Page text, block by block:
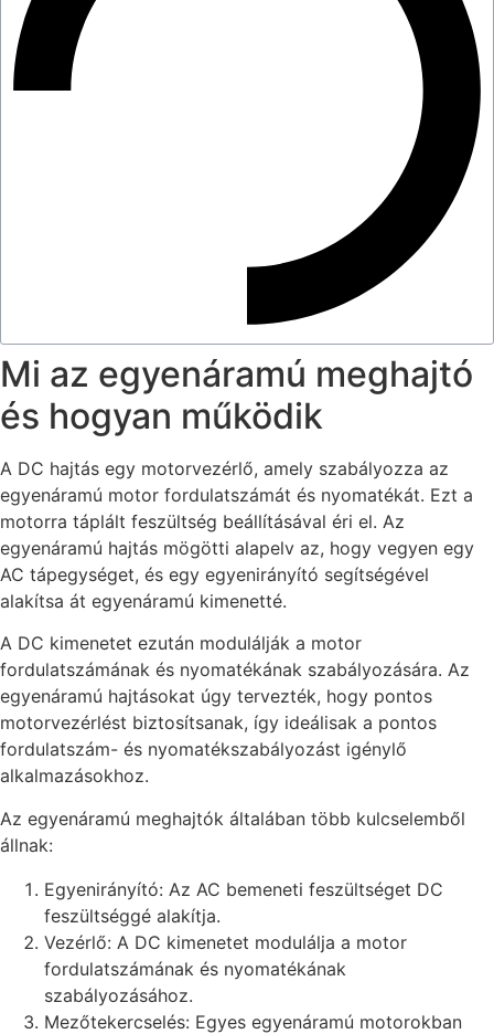
Mi az egyenáramú meghajtó
és hogyan működik
A DC hajtás egy motorvezérlő, amely szabályozza az
egyenáramú motor fordulatszámát és nyomatékát. Ezt a
motorra táplált feszültség beállításával éri el. Az
egyenáramú hajtás mögötti alapelv az, hogy vegyen egy
AC tápegységet, és egy egyenirányító segítségével
alakítsa át egyenáramú kimenetté.
A DC kimenetet ezután modulálják a motor
fordulatszámának és nyomatékának szabályozására. Az
egyenáramú hajtásokat úgy tervezték, hogy pontos
motorvezérlést biztosítsanak, így ideálisak a pontos
fordulatszám- és nyomatékszabályozást igénylő
alkalmazásokhoz.
Az egyenáramú meghajtók általában több kulcselemből
állnak:
Egyenirányító: Az AC bemeneti feszültséget DC
feszültséggé alakítja.
Vezérlő: A DC kimenetet modulálja a motor
fordulatszámának és nyomatékának
szabályozásához.
Mezőtekercselés: Egyes egyenáramú motorokban